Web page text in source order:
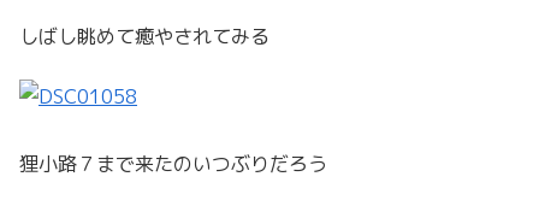
しばし眺めて癒やされてみる
狸小路７まで来たのいつぶりだろう